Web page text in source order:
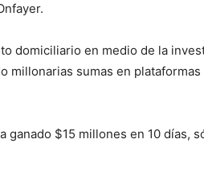
domiciliario en medio de la
millonarias sumas en plataformas
$15 millones en 10 días,